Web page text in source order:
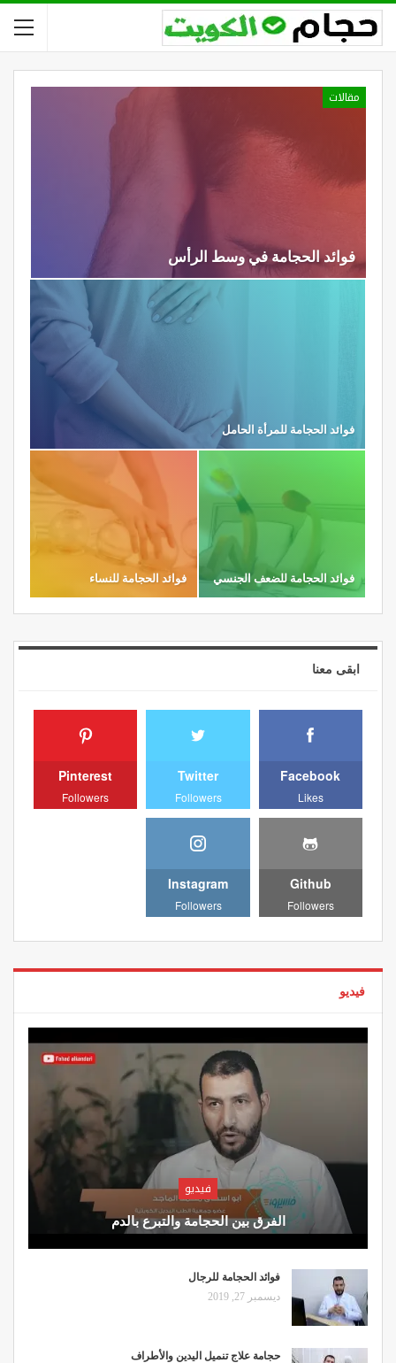
مقالات
فوائد الحجامة في وسط الرأس
فوائد الحجامة للمرأة الحامل
فوائد الحجامة للضعف الجنسي فوائد الحجامة للنساء
ابقى معنا
Facebook
Likes
Twitter
Followers
Pinterest
Followers
Github
Followers
Instagram
Followers
فيديو
فيديو
الفرق بين الحجامة والتبرع بالدم
فوائد الحجامة للرجال
ديسمبر 27, 2019
حجامة علاج تنميل اليدين والأطراف